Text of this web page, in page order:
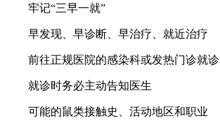
牢记“三早一就”
早发现、早诊断、早治疗、就近治疗
前往正规医院的感染科或发热门诊就诊
就诊时务必主动告知医生
可能的鼠类接触史、活动地区和职业